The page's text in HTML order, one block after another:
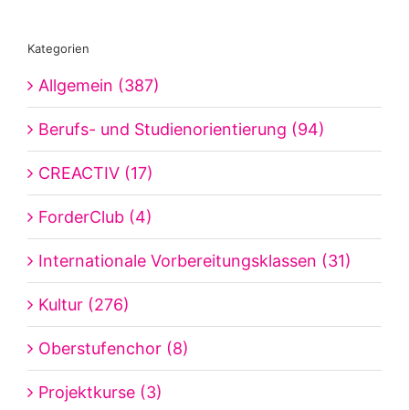
Kategorien
Allgemein (387)
Berufs- und Studienorientierung (94)
CREACTIV (17)
ForderClub (4)
Internationale Vorbereitungsklassen (31)
Kultur (276)
Oberstufenchor (8)
Projektkurse (3)